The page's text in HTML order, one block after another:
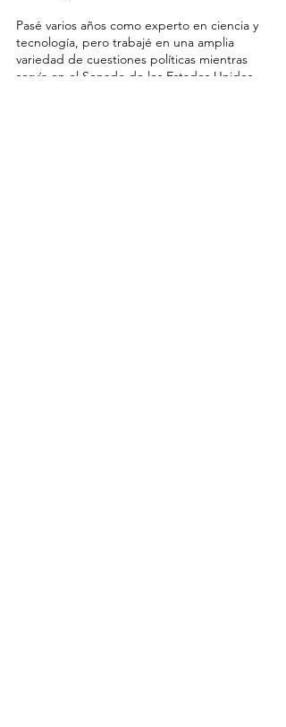
Pasé varios años como experto en ciencia y
tecnología, pero trabajé en una amplia
variedad de cuestiones políticas mientras
servía en el Senado de los Estados Unidos